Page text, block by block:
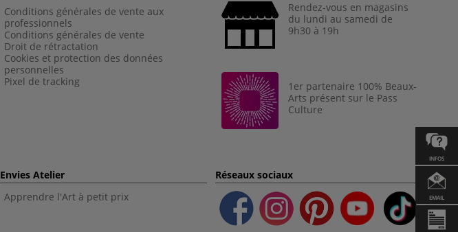
INFOS
EMAIL
Conditions générales de vente aux
professionnels
Conditions générales de vente
Droit de rétractation
Cookies et protection des données
personnelles
Pixel de tracking
Rendez-vous en magasins
du lundi au samedi de
9h30 à 19h
1er partenaire 100% Beaux-
Arts présent sur le Pass
Culture
Envies Atelier
Apprendre l'Art à petit prix
Réseaux sociaux